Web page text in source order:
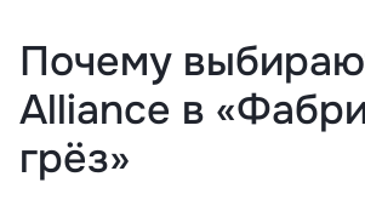
Почему
Alliance в
грёз»